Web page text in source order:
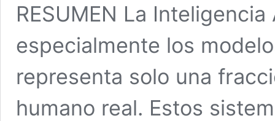
RESUMEN La
especialmente los
representa solo una
humano real. Estos